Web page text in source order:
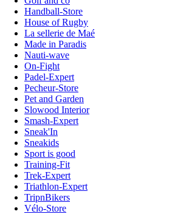
Handball-Store
House of Rugby
La sellerie de Maé
Made in Paradis
Nauti-wave
On-Fight
Padel-Expert
Pecheur-Store
Pet and Garden
Slowood Interior
Smash-Expert
Sneak'In
Sneakids
Sport is good
Training-Fit
Trek-Expert
Triathlon-Expert
TripnBikers
Vélo-Store